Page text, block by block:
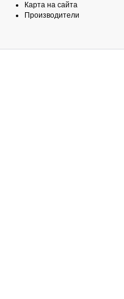
Карта на сайта
Производители